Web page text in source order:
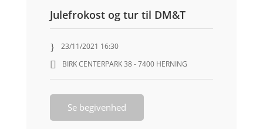
Julefrokost og tur til DM&T
23/11/2021 16:30
BIRK CENTERPARK 38 - 7400 HERNING
Se begivenhed